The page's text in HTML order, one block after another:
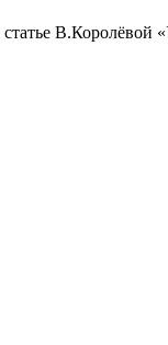
В.Королёвой